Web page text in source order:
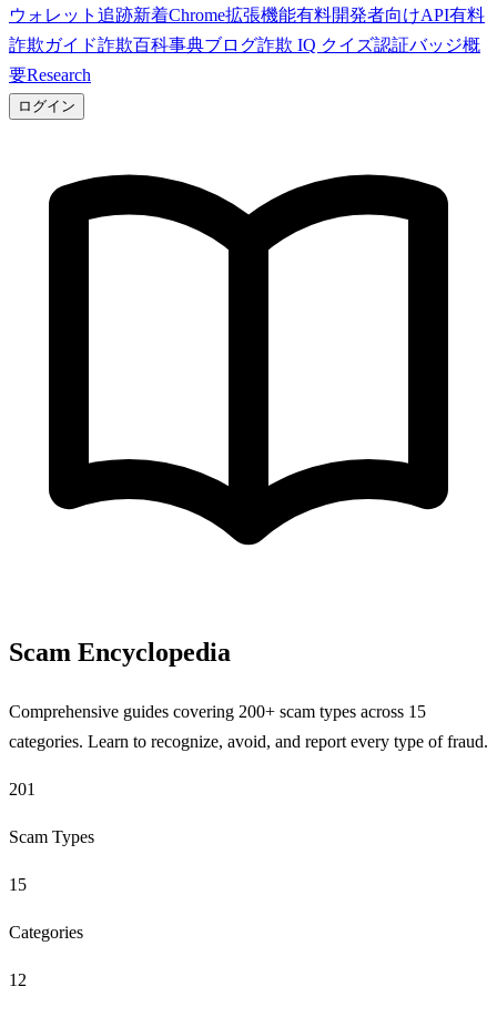
ウォレット追跡新着Chrome拡張機能有料開発者向けAPI有料
詐欺ガイド詐欺百科事典ブログ詐欺 IQ クイズ認証バッジ概
要Research
ログイン
Scam Encyclopedia
Comprehensive guides covering 200+ scam types across 15
categories. Learn to recognize, avoid, and report every type of fraud.
201
Scam Types
15
Categories
12